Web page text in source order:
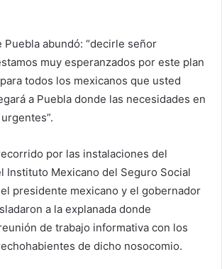
Puebla abundó: “decirle señor
muy esperanzados por este plan
todos los mexicanos que usted
a Puebla donde las necesidades en
por las instalaciones del
Instituto Mexicano del Seguro Social
el presidente mexicano y el gobernador
a la explanada donde
de trabajo informativa con los
de dicho nosocomio.